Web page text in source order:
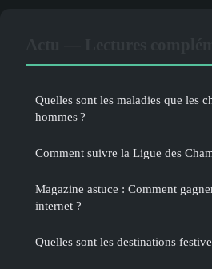
Quelles sont les maladies que les
hommes ?
Comment suivre la Ligue des
Magazine astuce : Comment
internet ?
Quelles sont les destinations